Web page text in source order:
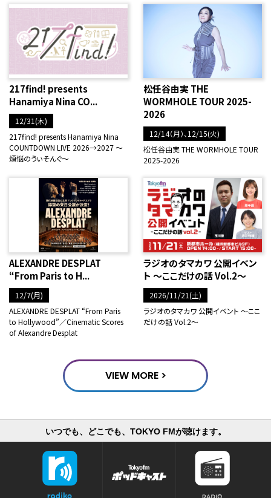
217find! presents
Hanamiya Nina CO...
12/31(木)
217find! presents Hanamiya Nina
COUNTDOWN LIVE 2026→2027 ～
煩悩のうぃそんぐ～
松任谷由実 THE
WORMHOLE TOUR 2025-
2026
12/14（月）、12/15(火)
松任谷由実 THE WORMHOLE TOUR
2025-2026
ALEXANDRE DESPLAT
“From Paris to H...
12/7(月)
ALEXANDRE DESPLAT “From Paris
to Hollywood”／Cinematic Scores
of Alexandre Desplat
ラジオのタマカワ 公開イベン
ト ～ここだけの話 Vol.2～
2026/11/21(土)
ラジオのタマカワ 公開イベント ～ここ
だけの話 Vol.2～
VIEW MORE >
いつでも、どこでも、TOKYO FMが聴けます。